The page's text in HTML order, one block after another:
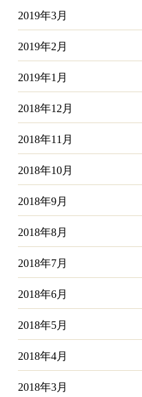
2019年3月
2019年2月
2019年1月
2018年12月
2018年11月
2018年10月
2018年9月
2018年8月
2018年7月
2018年6月
2018年5月
2018年4月
2018年3月